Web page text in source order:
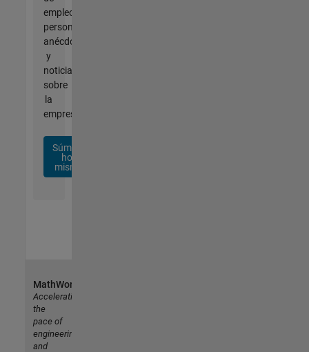
empleo
personalizadas,
anécdotas
y
noticias
sobre
la
empresa.
Súmese
hoy
mismo
MathWorks
Accelerating
the
pace of
engineering
and